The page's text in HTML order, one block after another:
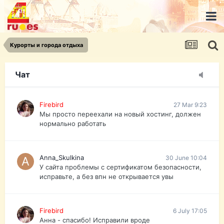
Курорты и города отдыха
Чат
urist.dokument@gmail.com
https://pasport-ua.com/
Телеграмм @uristpassua
Firebird
Друзья - из России без VPN сайт и форум
Firebird 27 Mar 9:23
Мы просто переехали на новый хостинг, должен
нормально работать
Anna_Skulkina 30 June 10:04
У сайта проблемы с сертификатом безопасности,
исправьте, а без впн не открывается увы
Firebird 6 July 17:05
Анна - спасибо! Исправили вроде